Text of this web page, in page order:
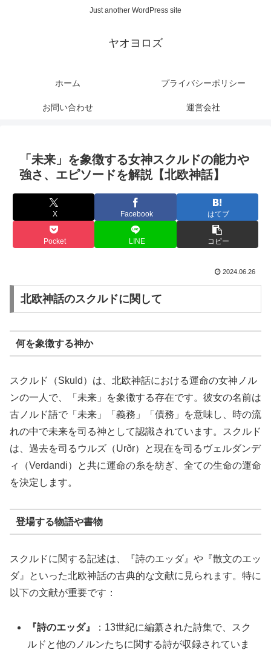
Just another WordPress site
ヤオヨロズ
ホーム プライバシーポリシー
お問い合わせ 運営会社
「未来」を象徴する女神スクルドの能力や
強さ、エピソードを解説【北欧神話】
X Facebook はてブ
Pocket LINE コピー
2024.06.26
北欧神話のスクルドに関して
何を象徴する神か
スクルド（Skuld）は、北欧神話における運命の女神ノル
ンの一人で、「未来」を象徴する存在です。彼女の名前は
古ノルド語で「未来」「義務」「債務」を意味し、時の流
れの中で未来を司る神として認識されています。スクルド
は、過去を司るウルズ（Urðr）と現在を司るヴェルダンデ
ィ（Verdandi）と共に運命の糸を紡ぎ、全ての生命の運命
を決定します。
登場する物語や書物
スクルドに関する記述は、『詩のエッダ』や『散文のエッ
ダ』といった北欧神話の古典的な文献に見られます。特に
以下の文献が重要です：
『詩のエッダ』
：13世紀に編纂された詩集で、スク
ルドと他のノルンたちに関する詩が収録されていま